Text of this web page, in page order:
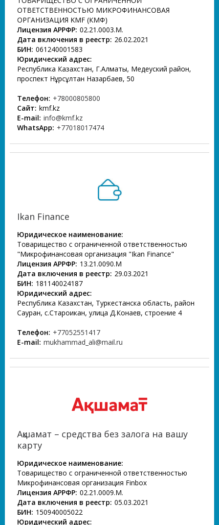
ОТВЕТСТВЕННОСТЬЮ МИКРОФИНАНСОВАЯ
ОРГАНИЗАЦИЯ KMF (КМФ)
Лицензия АРРФР: 02.21.0003.М.
Дата включения в реестр: 26.02.2021
БИН: 061240001583
Юридический адрес:
Республика Казахстан, Г.Алматы, Медеуский район,
проспект Нұрсұлтан Назарбаев, 50
Телефон: +78000805800
Сайт: kmf.kz
E-mail: info@kmf.kz
WhatsApp: +77018017474
Ikan Finance
Юридическое наименование:
Товарищество с ограниченной ответственностью
"Микрофинансовая организация "Ikan Finance"
Лицензия АРРФР: 13.21.0090.M
Дата включения в реестр: 29.03.2021
БИН: 181140024187
Юридический адрес:
Республика Казахстан, Туркестанска область, район
Сауран, с.Староикан, улица Д.Конаев, строение 4
Телефон: +77052551417
E-mail: mukhammad_ali@mail.ru
Ақшамат – средства без залога на вашу
карту
Юридическое наименование:
Товарищество с ограниченной ответственностью
Микрофинансовая организация Finbox
Лицензия АРРФР: 02.21.0009.М.
Дата включения в реестр: 05.03.2021
БИН: 150940005022
Юридический адрес: